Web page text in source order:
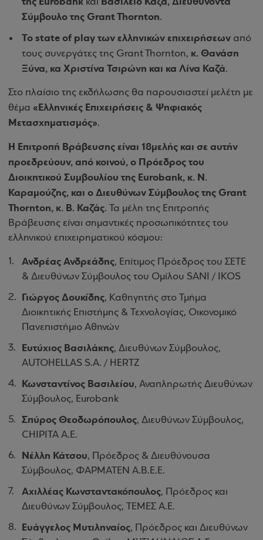
Σύμβουλο της Grant Thornton.
Το state of play των ελληνικών επιχειρήσεων από
τους συνεργάτες της Grant Thornton, κ. Θανάση
Ξύνα, κα Χριστίνα Τσιρώνη και κα Λίνα Καζά.
Στο πλαίσιο της εκδήλωσης θα παρουσιαστεί μελέτη με
θέμα «Ελληνικές Επιχειρήσεις & Ψηφιακός
Μετασχηματισμός».
Η Επιτροπή Βράβευσης είναι 18μελής και σε αυτήν
προεδρεύουν, από κοινού, ο Πρόεδρος του
Διοικητικού Συμβουλίου της Eurobank, κ. Ν.
Καραμούζης, και ο Διευθύνων Σύμβουλος της Grant
Thornton, κ. Β. Καζάς. Τα μέλη της Επιτροπής
Βράβευσης είναι σημαντικές προσωπικότητες του
ελληνικού επιχειρηματικού κόσμου:
Ανδρέας Ανδρεάδης, Επίτιμος Πρόεδρος του ΣΕΤΕ
& Διευθύνων Σύμβουλος του Ομίλου SANI / IKOS
Γιώργος Δουκίδης, Καθηγητής στο Τμήμα
Διοικητικής Επιστήμης & Τεχνολογίας, Οικονομικό
Πανεπιστήμιο Αθηνών
Ευτύχιος Βασιλάκης, Διευθύνων Σύμβουλος,
AUTOHELLAS S.A. / HERTZ
Κωνσταντίνος Βασιλείου, Αναπληρωτής Διευθύνων
Σύμβουλος, Eurobank
Σπύρος Θεοδωρόπουλος, Διευθύνων Σύμβουλος,
CHIPITA Α.Ε.
Νέλλη Κάτσου, Πρόεδρος & Διευθύνουσα
Σύμβουλος, ΦΑΡΜΑΤΕΝ Α.Β.Ε.Ε.
Αχιλλέας Κωνσταντακόπουλος, Πρόεδρος και
Διευθύνων Σύμβουλος, ΤΕΜΕΣ Α.Ε.
Ευάγγελος Μυτιληναίος, Πρόεδρος και Διευθύνων